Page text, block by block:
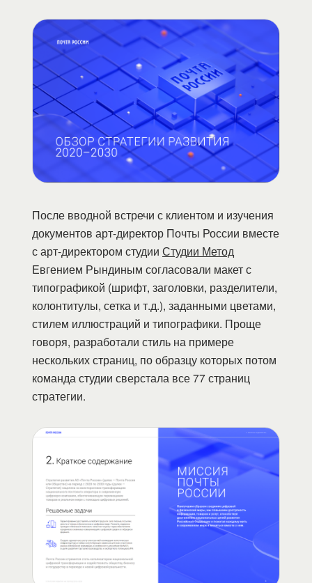
После вводной встречи с клиентом и изучения
документов арт-директор Почты России вместе
с арт-директором студии Студии Метод
Евгением Рындиным согласовали макет с
типографикой (шрифт, заголовки, разделители,
колонтитулы, сетка и т.д.), заданными цветами,
стилем иллюстраций и типографики. Проще
говоря, разработали стиль на примере
нескольких страниц, по образцу которых потом
команда студии сверстала все 77 страниц
стратегии.